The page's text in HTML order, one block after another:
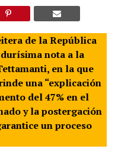
de la República
nota a la
en la que
una “explicación
del 47% en el
y la postergación
un proceso